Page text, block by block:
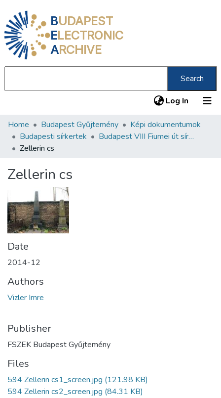
BUDAPEST
ELECTRONIC
ARCHIVE
Search
Log In (current)
Communities & Collections
All of DSpace
Home Budapest Gyűjtemény
Képi dokumentumok
Budapesti sírkertek
Budapest VIII Fiumei út sírkert 3. rész
Zellerin cs
Zellerin cs
Date
2014-12
Authors
Vizler Imre
Publisher
FSZEK Budapest Gyűjtemény
Files
594 Zellerin cs1_screen.jpg (121.98 KB)
594 Zellerin cs2_screen.jpg (84.31 KB)